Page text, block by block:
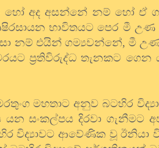
හෝ අද අසන්නේ නම් හෝ ඒ
භාවිතයට පෙර මී
නම් එයින් ගම්‍යවන්නේ, මී උණ
ප්‍රතිවිරුද්ධ තැනකට ගෙන
මහතාට අනුව බටහිර
සංකල්පය දිරවා ගැනීමට
විද්‍යාවට ආවේණික වූ ඊනියා